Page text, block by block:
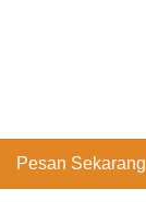
Pesan Sekarang